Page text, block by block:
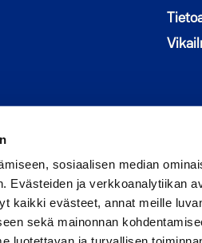
sosiaalisen median
Evästeiden ja verkkoanalytiikan
kaikki evästeet, annat meille
sekä mainonnan